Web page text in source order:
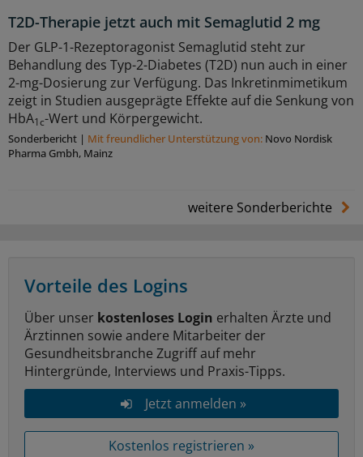
T2D-Therapie jetzt auch mit Semaglutid 2 mg
Der GLP-1-Rezeptoragonist Semaglutid steht zur
Behandlung des Typ-2-Diabetes (T2D) nun auch in einer
2-mg-Dosierung zur Verfügung. Das Inkretinmimetikum
zeigt in Studien ausgeprägte Effekte auf die Senkung von
HbA1c-Wert und Körpergewicht.
Sonderbericht | Mit freundlicher Unterstützung von: Novo Nordisk
Pharma Gmbh, Mainz
weitere Sonderberichte
Vorteile des Logins
Über unser kostenloses Login erhalten Ärzte und
Ärztinnen sowie andere Mitarbeiter der
Gesundheitsbranche Zugriff auf mehr
Hintergründe, Interviews und Praxis-Tipps.
Jetzt anmelden »
Kostenlos registrieren »